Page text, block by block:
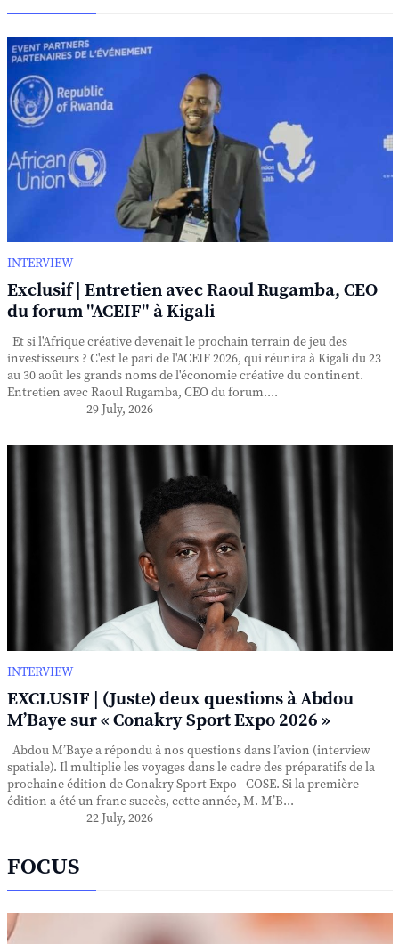
INTERVIEW
Exclusif | Entretien avec Raoul Rugamba, CEO
du forum "ACEIF" à Kigali
Et si l'Afrique créative devenait le prochain terrain de jeu des
investisseurs ? C'est le pari de l'ACEIF 2026, qui réunira à Kigali du 23
au 30 août les grands noms de l'économie créative du continent.
Entretien avec Raoul Rugamba, CEO du forum....
29 July, 2026
INTERVIEW
EXCLUSIF | (Juste) deux questions à Abdou
M’Baye sur « Conakry Sport Expo 2026 »
Abdou M’Baye a répondu à nos questions dans l’avion (interview
spatiale). Il multiplie les voyages dans le cadre des préparatifs de la
prochaine édition de Conakry Sport Expo - COSE. Si la première
édition a été un franc succès, cette année, M. M’B...
22 July, 2026
FOCUS